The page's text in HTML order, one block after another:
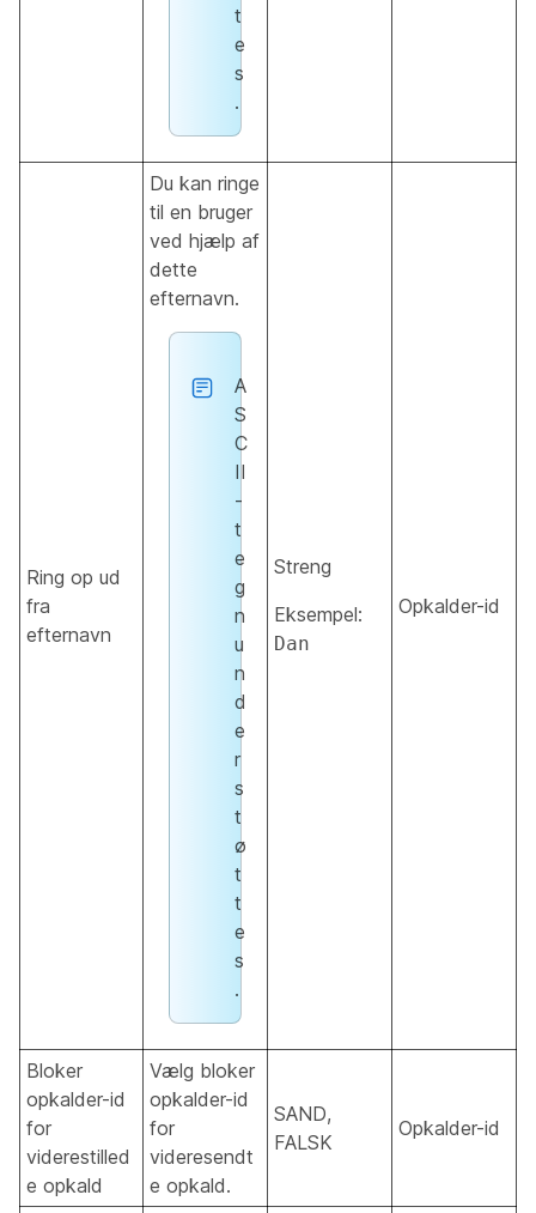
t
e
s
.
Ring op ud
fra
efternavn
Du kan ringe
til en bruger
ved hjælp af
dette
efternavn.
A
S
C
II
-
t
e
g
n
u
n
d
e
r
s
t
ø
t
t
e
s
.
Streng
Eksempel:
Dan
Opkalder-id
Bloker
opkalder-id
for
viderestilled
e opkald
Vælg bloker
opkalder-id
for
videresendt
e opkald.
SAND,
FALSK
Opkalder-id